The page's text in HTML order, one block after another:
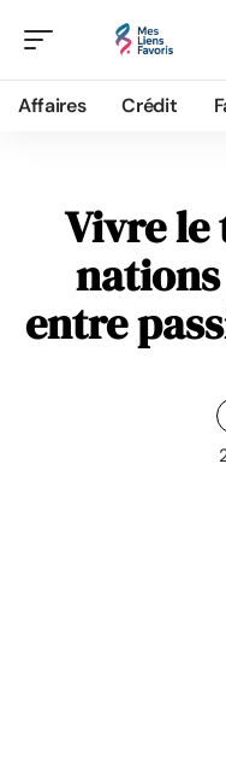
Affaires Crédit
Vivre le
entre